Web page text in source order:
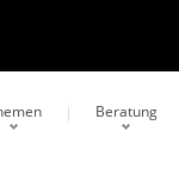
Beratung